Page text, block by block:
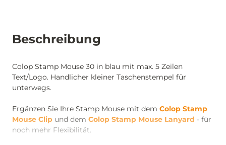
Beschreibung
Colop Stamp Mouse 30 in blau mit max. 5 Zeilen
Text/Logo. Handlicher kleiner Taschenstempel für
unterwegs.
Ergänzen Sie Ihre Stamp Mouse mit dem Colop Stamp
Mouse Clip und dem Colop Stamp Mouse Lanyard - für
noch mehr Flexibilität.